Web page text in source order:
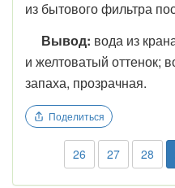
из бытового фильтра
Вывод: вода из
и желтоватый оттенок;
запаха, прозрачная.
Поделиться
26 27 28